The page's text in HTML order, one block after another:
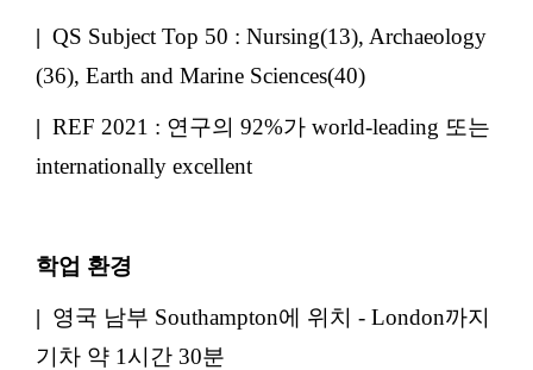
| QS Subject Top 50 : Nursing(13), Archaeology
(36), Earth and Marine Sciences(40)
| REF 2021 : 연구의 92%가 world-leading 또는
internationally excellent
학업 환경
| 영국 남부 Southampton에 위치 - London까지
기차 약 1시간 30분